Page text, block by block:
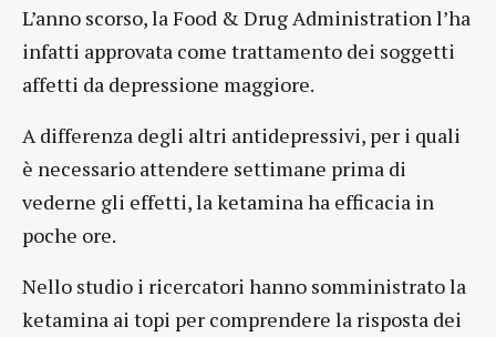
L’anno scorso, la Food & Drug Administration l’ha
infatti approvata come trattamento dei soggetti
affetti da depressione maggiore.
A differenza degli altri antidepressivi, per i quali
è necessario attendere settimane prima di
vederne gli effetti, la ketamina ha efficacia in
poche ore.
Nello studio i ricercatori hanno somministrato la
ketamina ai topi per comprendere la risposta dei